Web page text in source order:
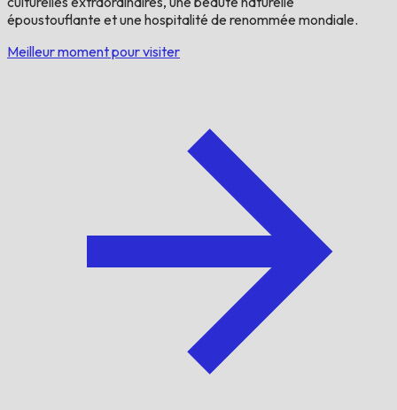
époustouflante et une hospitalité de renommée mondiale.
Meilleur moment pour visiter